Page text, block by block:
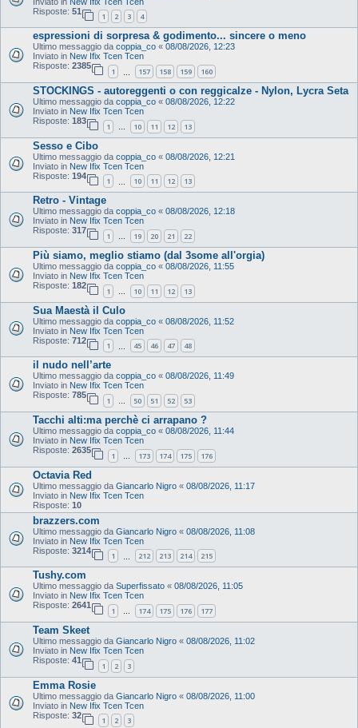
Risposte: 51
1 2 3 4
espressioni di sorpresa & godimento... sincere o meno
Ultimo messaggio da coppia_co « 08/08/2026, 12:23
Inviato in New Ifix Tcen Tcen
Risposte: 2385
1 157 158 159 160
STOCKINGS - autoreggenti o con reggicalze - Nylon, Lycra Seta
Ultimo messaggio da coppia_co « 08/08/2026, 12:22
Inviato in New Ifix Tcen Tcen
Risposte: 183
1 … 10 11 12 13
Sesso e Cibo
Ultimo messaggio da coppia_co « 08/08/2026, 12:21
Inviato in New Ifix Tcen Tcen
Risposte: 194
1 10 11 12 13
Retro - Vintage
Ultimo messaggio da coppia_co « 08/08/2026, 12:18
Inviato in New Ifix Tcen Tcen
Risposte: 317
1 … 19 20 21 22
Più siamo, meglio stiamo (dal 3some all'orgia)
Ultimo messaggio da coppia_co « 08/08/2026, 11:55
Inviato in New Ifix Tcen Tcen
Risposte: 182
1 … 10 11 12 13
Sua Maestà il Culo
Ultimo messaggio da coppia_co « 08/08/2026, 11:52
Inviato in New Ifix Tcen Tcen
Risposte: 712
1 45 46 47 48
il nudo nell’arte
Ultimo messaggio da coppia_co « 08/08/2026, 11:49
Inviato in New Ifix Tcen Tcen
Risposte: 785
1 … 50 51 52 53
Tacchi alti:ma perchè ci arrapano ?
Ultimo messaggio da coppia_co « 08/08/2026, 11:44
Inviato in New Ifix Tcen Tcen
Risposte: 2635
1 … 173 174 175 176
Octavia Red
Ultimo messaggio da Giancarlo Nigro « 08/08/2026, 11:17
Inviato in New Ifix Tcen Tcen
Risposte: 10
brazzers.com
Ultimo messaggio da Giancarlo Nigro « 08/08/2026, 11:08
Inviato in New Ifix Tcen Tcen
Risposte: 3214
1 212 213 214 215
Tushy.com
Ultimo messaggio da Superfissato « 08/08/2026, 11:05
Inviato in New Ifix Tcen Tcen
Risposte: 2641
1 … 174 175 176 177
Team Skeet
Ultimo messaggio da Giancarlo Nigro « 08/08/2026, 11:02
Inviato in New Ifix Tcen Tcen
Risposte: 41
1 2 3
Emma Rosie
Ultimo messaggio da Giancarlo Nigro « 08/08/2026, 11:00
Inviato in New Ifix Tcen Tcen
Risposte: 32
1 2 3